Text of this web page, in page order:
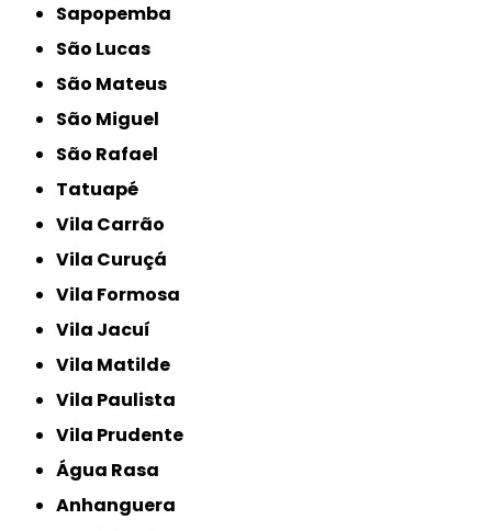
Sapopemba
São Lucas
São Mateus
São Miguel
São Rafael
Tatuapé
Vila Carrão
Vila Curuçá
Vila Formosa
Vila Jacuí
Vila Matilde
Vila Paulista
Vila Prudente
Água Rasa
Anhanguera